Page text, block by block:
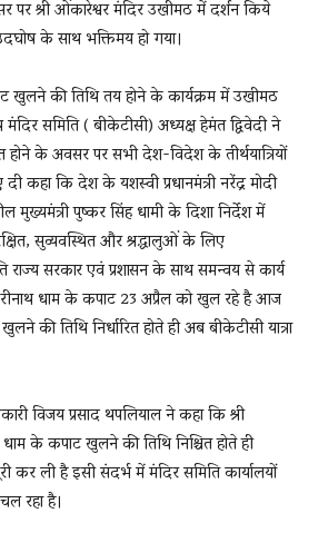
श्री ओंकारेश्वर मंदिर उखीमठ में दर्शन किये
के साथ भक्तिमय हो गया।
खुलने की तिथि तय होने के कार्यक्रम में उखीमठ
समिति ( बीकेटीसी) अध्यक्ष हेमंत द्विवेदी ने
के अवसर पर सभी देश-विदेश के तीर्थयात्रियों
कहा कि देश के यशस्वी प्रधानमंत्री नरेंद्र मोदी
पुष्कर सिंह धामी के दिशा निर्देश में
सुव्यवस्थित और श्रद्धालुओं के लिए
सरकार एवं प्रशासन के साथ समन्वय से कार्य
धाम के कपाट 23 अप्रैल को खुल रहे है आज
की तिथि निर्धारित होते ही अब बीकेटीसी यात्रा
विजय प्रसाद थपलियाल ने कहा कि श्री
धाम के कपाट खुलने की तिथि निश्चित होते ही
कर ली है इसी संदर्भ में मंदिर समिति कार्यालयों
रहा है।